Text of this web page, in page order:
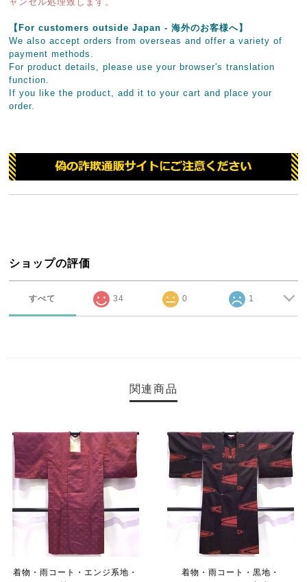
【For customers outside Japan - 海外のお客様へ】
We also accept orders from overseas and offer a variety of
payment methods.
For product details, please use your browser's translation
function.
If you like the product, add it to your cart and place your
order.
ショップの評価
すべて 34 0 1
関連商品
着物・雨コート・エンジ系地・
着物・雨コート・黒地・